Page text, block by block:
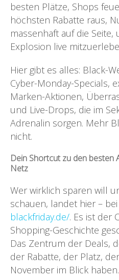
besten Plätze, Shops
höchsten Rabatte raus,
massenhaft auf die Seite,
Explosion live
Hier gibt es alles: Black-
Cyber-Monday-Specials,
Marken-Aktionen,
und Live-Drops, die im
Adrenalin sorgen. Mehr
nicht.
Dein Shortcut zu den besten
Netz
Wer wirklich sparen will
schauen, landet hier – bei
blackfriday.de/. Es ist der
Shopping-Geschichte
Das Zentrum der Deals,
der Rabatte, der Platz,
November im Blick haben.